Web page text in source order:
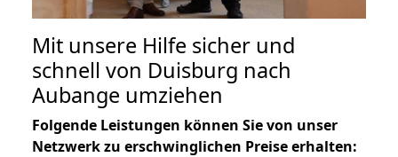
Mit unsere Hilfe sicher und
schnell von Duisburg nach
Aubange umziehen
Folgende Leistungen können Sie von unser
Netzwerk zu erschwinglichen Preise erhalten: